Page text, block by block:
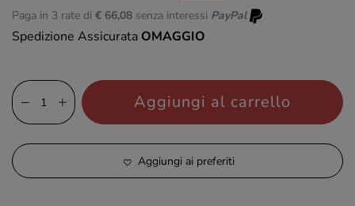
Paga in 3 rate di € 66,08 senza interessi PayPal
Spedizione Assicurata OMAGGIO
Aggiungi al carrello
Aggiungi ai preferiti